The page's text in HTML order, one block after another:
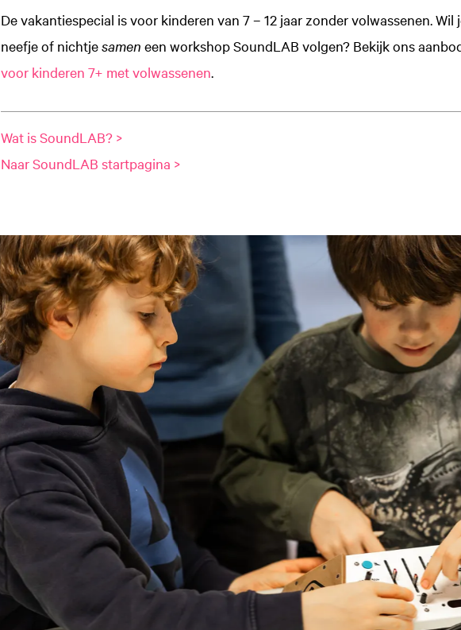
De vakantiespecial is voor kinderen van 7 – 12 jaar zonder volwassenen. Wil
neefje of nichtjesamen een workshop SoundLAB volgen? Bekijk ons
voor kinderen 7+ met volwassenen.
Wat is SoundLAB? >
Naar SoundLAB startpagina >